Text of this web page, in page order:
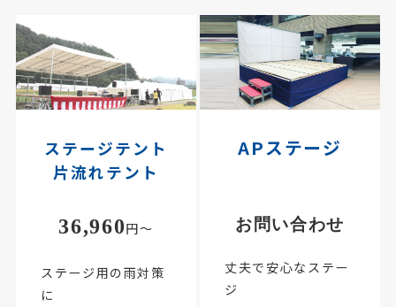
ステージテント
片流れテント
36,960円～
ステージ用の雨対策
に
APステージ
お問い合わせ
丈夫で安心なステー
ジ